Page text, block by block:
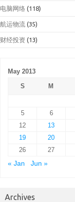
电脑网络 (118)
航运物流 (35)
财经投资 (13)
May 2013
S
M
5
6
12
13
19
20
26
27
« Jan
Jun »
Archives